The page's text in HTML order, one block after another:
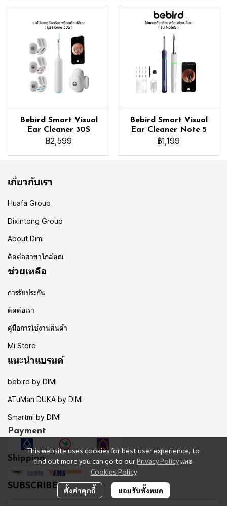
Bebird Smart Visual
Ear Cleaner 30S
฿2,599
Bebird Smart Visual
Ear Cleaner Note 5
฿1,199
This website uses cookies for best user experience, to
find out more you can go to ourPrivacy Policyและ
Cookies Policy
ตั้งค่าคุกกี้ ยอมรับทั้งหมด
เกี่ยวกับเรา
Huafa Group
Dixintong Group
About Dimi
ติดต่อสาขาใกล้คุณ
ช่วยเหลือ
การรับประกัน
ติดต่อเรา
คู่มือการใช้งานสินค้า
Mi Store
แนะนำแบรนด์
bebird by DIMI
ATuMan DUKA by DIMI
Smartmi by DIMI
Payment
Shipping
SUBSCRIBE